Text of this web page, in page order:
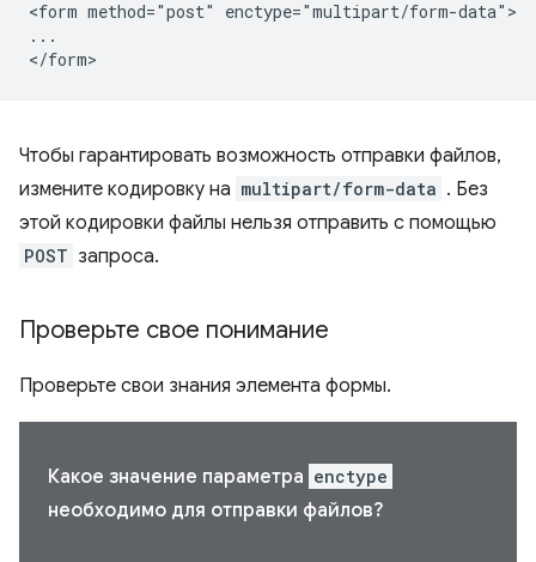
<form method="post" enctype="multipart/form-data">
...
Чтобы гарантировать возможность отправки файлов,
измените кодировку на multipart/form-data . Без
этой кодировки файлы нельзя отправить с помощью
POST запроса.
Проверьте свое понимание
Проверьте свои знания элемента формы.
Какое значение параметра enctype
необходимо для отправки файлов?